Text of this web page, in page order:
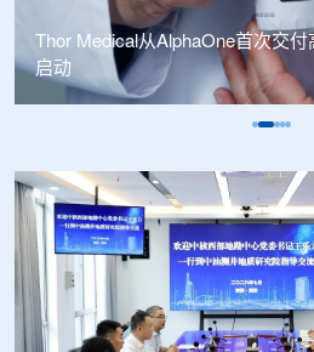
Thor Medical从AlphaOne首次交
启动